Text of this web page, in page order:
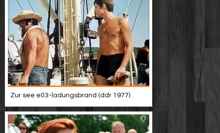
Zur see e03-ladungsbrand (ddr 1977)